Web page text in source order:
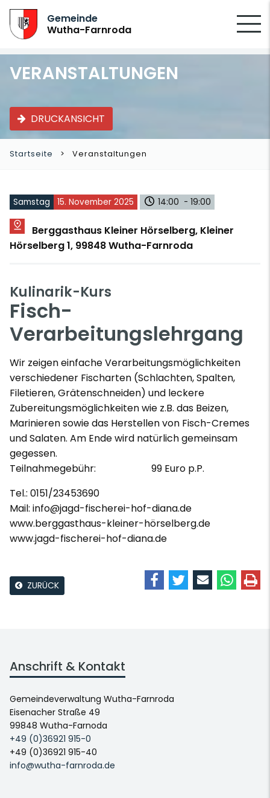
Gemeinde
Wutha-Farnroda
VERANSTALTUNGEN
DRUCKANSICHT
Startseite Veranstaltungen
Samstag 15. November 2025 14:00 - 19:00
Berggasthaus Kleiner Hörselberg, Kleiner
Hörselberg 1, 99848 Wutha-Farnroda
Kulinarik-Kurs
Fisch-
Verarbeitungslehrgang
Wir zeigen einfache Verarbeitungsmöglichkeiten
verschiedener Fischarten (Schlachten, Spalten,
Filetieren, Grätenschneiden) und leckere
Zubereitungsmöglichkeiten wie z.B. das Beizen,
Marinieren sowie das Herstellen von Fisch-Cremes
und Salaten. Am Ende wird natürlich gemeinsam
gegessen.
Teilnahmegebühr: 99 Euro p.P.
Tel.: 0151/23453690
Mail: info@jagd-fischerei-hof-diana.de
www.berggasthaus-kleiner-hörselberg.de
www.jagd-fischerei-hof-diana.de
ZURÜCK
Anschrift & Kontakt
Gemeindeverwaltung Wutha-Farnroda
Eisenacher Straße 49
99848 Wutha-Farnoda
+49 (0)36921 915-0
+49 (0)36921 915-40
info@wutha-farnroda.de